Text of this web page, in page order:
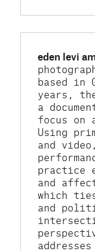
eden levi
based in
years,
a
focus on
Using
and
practice
and
which
and